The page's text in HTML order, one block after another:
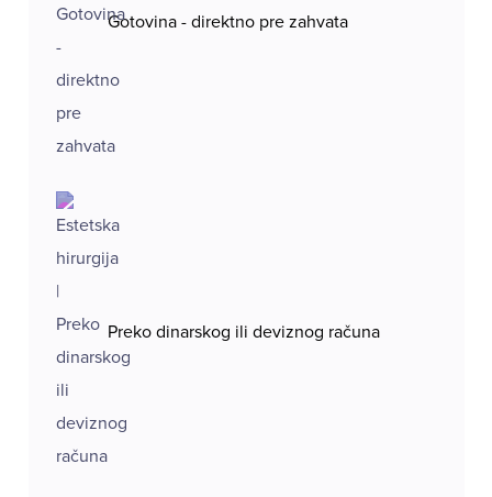
Gotovina - direktno pre zahvata
Preko dinarskog ili deviznog računa